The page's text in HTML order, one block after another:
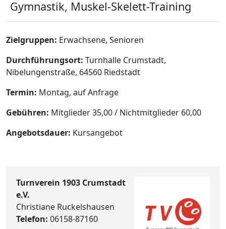
Gymnastik, Muskel-Skelett-Training
Zielgruppen: Erwachsene, Senioren
Durchführungsort: Turnhalle Crumstadt,
Nibelungenstraße, 64560 Riedstadt
Termin: Montag, auf Anfrage
Gebühren: Mitglieder 35,00 / Nichtmitglieder 60,00
Angebotsdauer: Kursangebot
Turnverein 1903 Crumstadt
e.V.
Christiane Ruckelshausen
Telefon: 06158-87160